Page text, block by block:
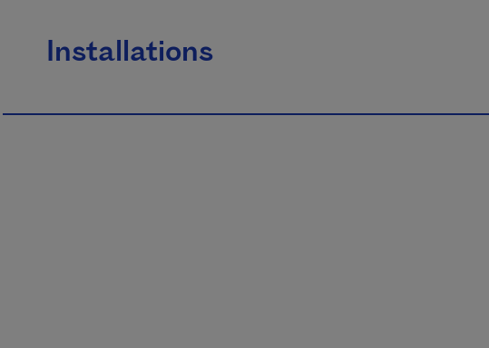
Installations